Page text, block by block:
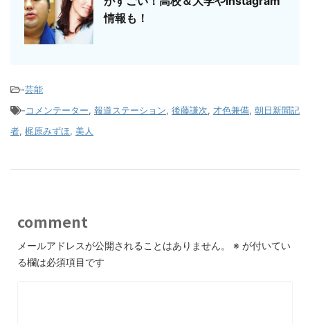
情報も！
-芸能
-コメンテーター, 報道ステーション, 後藤謙次, 才色兼備, 朝日新聞記
者, 梶原みずほ, 美人
comment
メールアドレスが公開されることはありません。 ※ が付いてい
る欄は必須項目です